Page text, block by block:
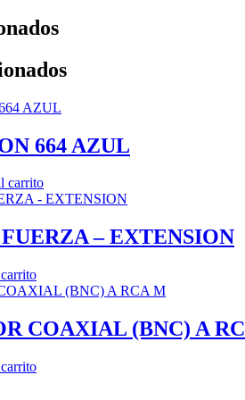
664 AZUL
carrito
– EXTENSION
COAXIAL (BNC) A